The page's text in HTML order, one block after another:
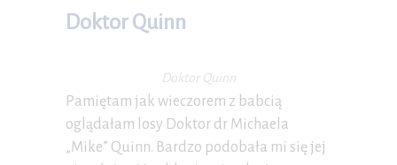
Doktor Quinn
Doktor Quinn
Pamiętam jak wieczorem z babcią
oglądałam losy Doktor dr Michaela
„Mike” Quinn. Bardzo podobała mi się jej